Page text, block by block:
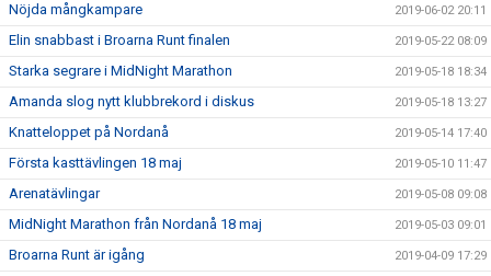
Nöjda mångkampare 2019-06-02 20:11
Elin snabbast i Broarna Runt finalen 2019-05-22 08:09
Starka segrare i MidNight Marathon 2019-05-18 18:34
Amanda slog nytt klubbrekord i diskus 2019-05-18 13:27
Knatteloppet på Nordanå 2019-05-14 17:40
Första kasttävlingen 18 maj 2019-05-10 11:47
Arenatävlingar 2019-05-08 09:08
MidNight Marathon från Nordanå 18 maj 2019-05-03 09:01
Broarna Runt är igång 2019-04-09 17:29